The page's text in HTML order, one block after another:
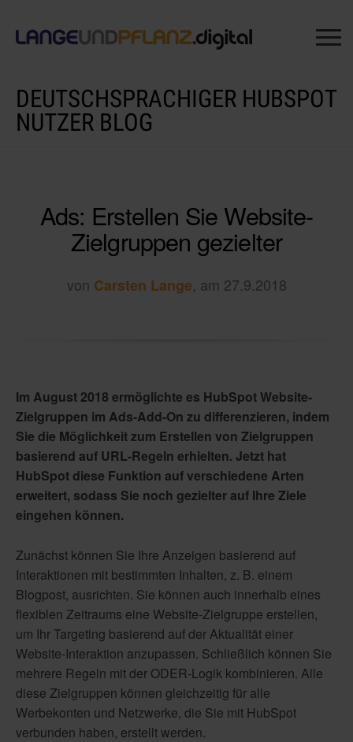
DEUTSCHSPRACHIGER HUBSPOT
NUTZER BLOG
Ads: Erstellen Sie Website-
Zielgruppen gezielter
von Carsten Lange, am 27.9.2018
Im August 2018 ermöglichte es HubSpot Website-
Zielgruppen im Ads-Add-On zu differenzieren, indem
Sie die Möglichkeit zum Erstellen von Zielgruppen
basierend auf URL-Regeln erhielten. Jetzt hat
HubSpot diese Funktion auf verschiedene Arten
erweitert, sodass Sie noch gezielter auf Ihre Ziele
eingehen können.
Zunächst können Sie Ihre Anzeigen basierend auf
Interaktionen mit bestimmten Inhalten, z. B. einem
Blogpost, ausrichten. Sie können auch innerhalb eines
flexiblen Zeitraums eine Website-Zielgruppe erstellen,
um Ihr Targeting basierend auf der Aktualität einer
Website-Interaktion anzupassen. Schließlich können Sie
mehrere Regeln mit der ODER-Logik kombinieren. Alle
diese Zielgruppen können gleichzeitig für alle
Werbekonten und Netzwerke, die Sie mit HubSpot
verbunden haben, erstellt werden.